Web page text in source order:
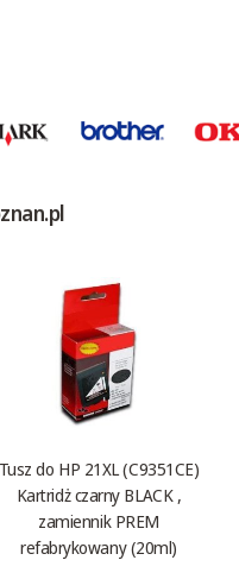
Tusz do HP 21XL (C9351CE)
Kartridż czarny BLACK ,
zamiennik PREM
refabrykowany (20ml)